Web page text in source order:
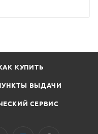
КУПИТЬ
ВЫДАЧИ
СЕРВИС